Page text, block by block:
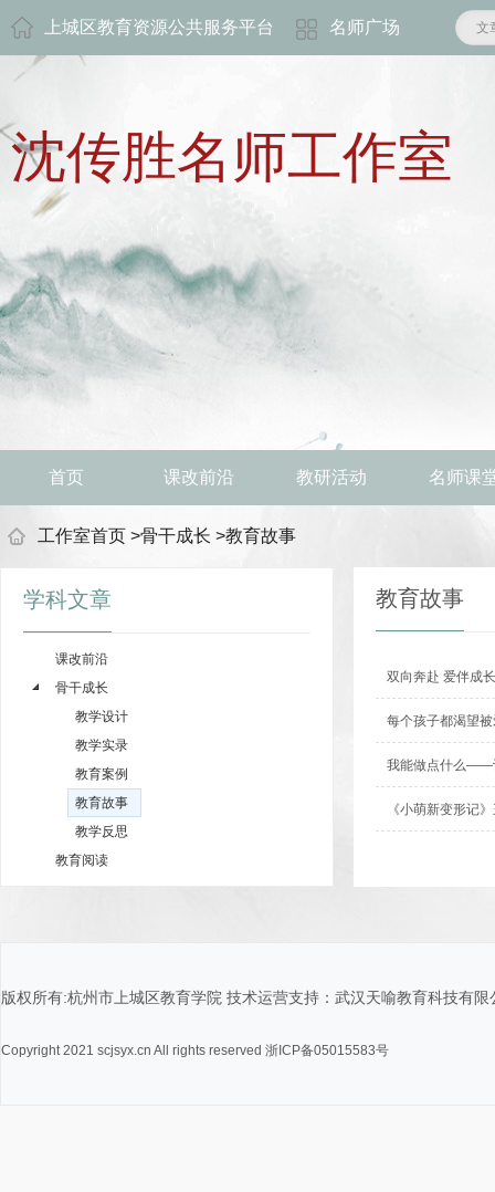
上城区教育资源公共服务平台 名师广场 文
沈传胜名师工作室
首页 课改前沿 教研活动 名师课
工作室首页 >骨干成长 >教育故事
学科文章
课改前沿
骨干成长
教学设计
教学实录
教育案例
教育故事
教学反思
教育阅读
教育故事
双向奔赴 爱伴成长
每个孩子都渴望
我能做点什么——
《小萌新变形记
版权所有:杭州市上城区教育学院 技术运营支持：武汉天喻教育科技有限
Copyright 2021 scjsyx.cn All rights reserved 浙ICP备05015583号